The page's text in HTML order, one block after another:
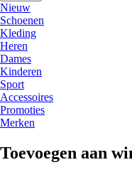
Nieuw
Schoenen
Kleding
Heren
Dames
Kinderen
Sport
Accessoires
Promoties
Merken
Toevoegen aan